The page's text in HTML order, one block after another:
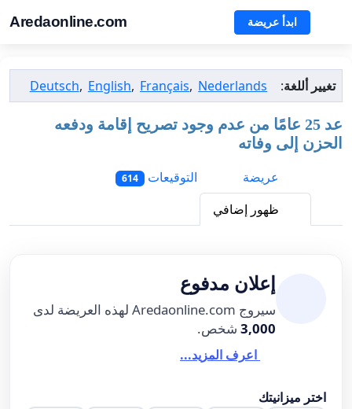
Aredaonline.com ابدأ عريضة
تغيير أللغة:
Deutsch, English, Français, Nederlands
عد 25 عامًا من عدم وجود تصريح إقامة ودفعه
الحزن إلى وفاته
عريضة
التوقيعات 614
ظهور إضافي
إعلان مدفوع
سيروج Aredaonline.com لهذه العريضة لدى
3,000 شخص.
اعرف المزيد...
اختر ميزانيتك